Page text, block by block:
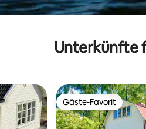
Unterkünfte
Gäste-Favorit
Gäste-Favorit